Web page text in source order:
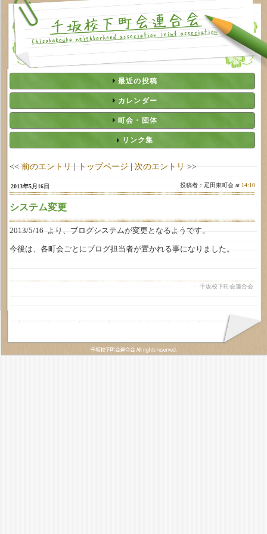
最近の投稿
カレンダー
町会・団体
リンク集
<< 前のエントリ | トップページ | 次のエントリ >>
2013年5月16日 投稿者：疋田東町会 at 14:10
システム変更
2013/5/16 より、ブログシステムが変更となるようです。
今後は、各町会ごとにブログ担当者が置かれる事になりました。
千坂校下町会連合会